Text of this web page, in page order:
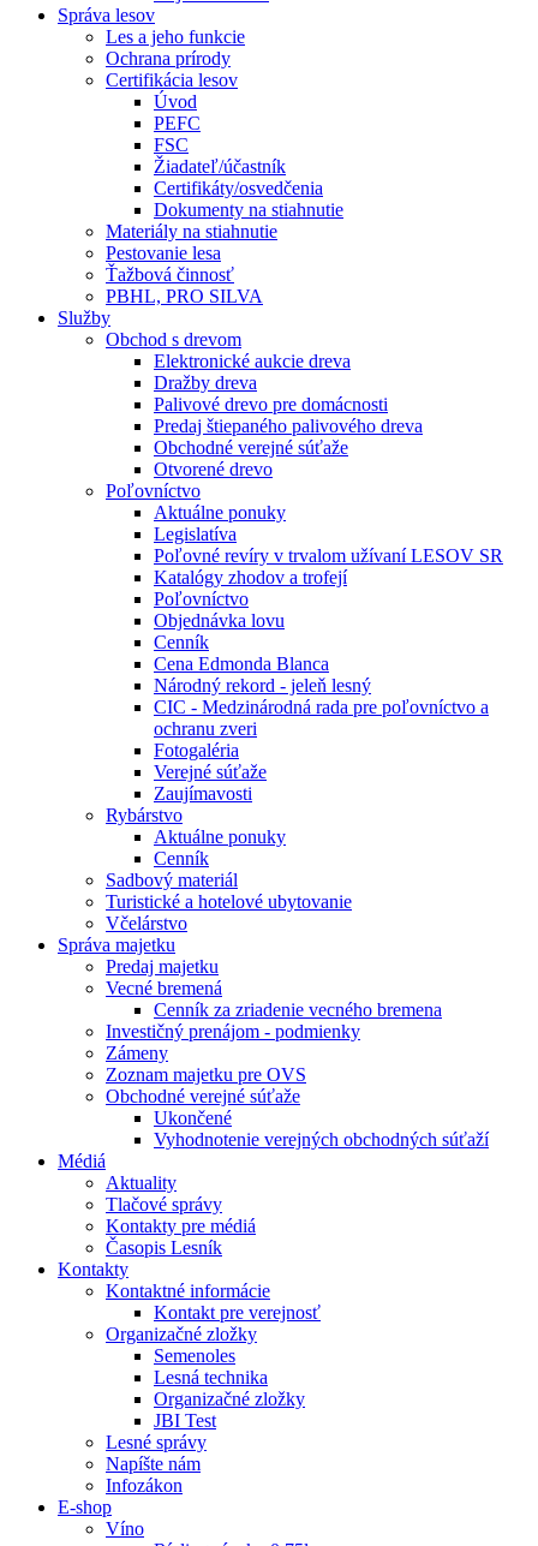
Správa lesov
Les a jeho funkcie
Ochrana prírody
Certifikácia lesov
Úvod
PEFC
FSC
Žiadateľ/účastník
Certifikáty/osvedčenia
Dokumenty na stiahnutie
Materiály na stiahnutie
Pestovanie lesa
Ťažbová činnosť
PBHL, PRO SILVA
Služby
Obchod s drevom
Elektronické aukcie dreva
Dražby dreva
Palivové drevo pre domácnosti
Predaj štiepaného palivového dreva
Obchodné verejné súťaže
Otvorené drevo
Poľovníctvo
Aktuálne ponuky
Legislatíva
Poľovné revíry v trvalom užívaní LESOV SR
Katalógy zhodov a trofejí
Poľovníctvo
Objednávka lovu
Cenník
Cena Edmonda Blanca
Národný rekord - jeleň lesný
CIC - Medzinárodná rada pre poľovníctvo a
ochranu zveri
Fotogaléria
Verejné súťaže
Zaujímavosti
Rybárstvo
Aktuálne ponuky
Cenník
Sadbový materiál
Turistické a hotelové ubytovanie
Včelárstvo
Správa majetku
Predaj majetku
Vecné bremená
Cenník za zriadenie vecného bremena
Investičný prenájom - podmienky
Zámeny
Zoznam majetku pre OVS
Obchodné verejné súťaže
Ukončené
Vyhodnotenie verejných obchodných súťaží
Médiá
Aktuality
Tlačové správy
Kontakty pre médiá
Časopis Lesník
Kontakty
Kontaktné informácie
Kontakt pre verejnosť
Organizačné zložky
Semenoles
Lesná technika
Organizačné zložky
JBI Test
Lesné správy
Napíšte nám
Infozákon
E-shop
Víno